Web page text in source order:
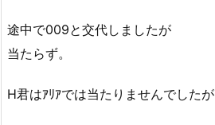
途中で009と交代しましたが
当たらず。
H君はｱﾘｱでは当たりませんでしたが